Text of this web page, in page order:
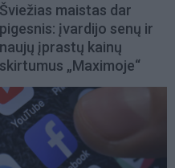
Šviežias maistas dar
pigesnis: įvardijo senų ir
naujų įprastų kainų
skirtumus „Maximoje“